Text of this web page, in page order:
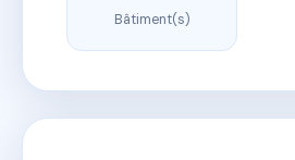
Bâtiment(s)